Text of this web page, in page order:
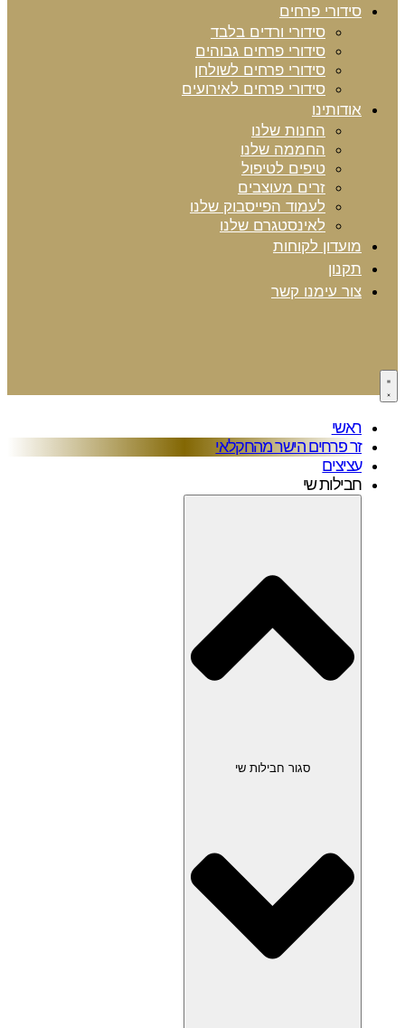
סידורי פרחים
סידורי ורדים בלבד
סידורי פרחים גבוהים
סידורי פרחים לשולחן
סידורי פרחים לאירועים
אודותינו
החנות שלנו
החממה שלנו
טיפים לטיפול
זרים מעוצבים
לעמוד הפייסבוק שלנו
לאינסטגרם שלנו
מועדון לקוחות
תקנון
צור עימנו קשר
ראשי
זר פרחים הישר מהחקלאי
עציצים
חבילות שי
סגור חבילות שי